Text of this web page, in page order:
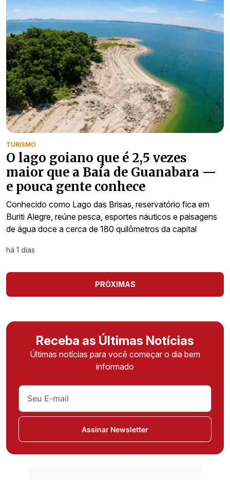
TURISMO
O lago goiano que é 2,5 vezes
maior que a Baía de Guanabara —
e pouca gente conhece
Conhecido como Lago das Brisas, reservatório fica em
Buriti Alegre, reúne pesca, esportes náuticos e paisagens
de água doce a cerca de 180 quilômetros da capital
há 1 dias
PRÓXIMAS
Receba as Últimas Notícias
Últimas notícias para você começar o dia bem
informado
Assinar Newsletter